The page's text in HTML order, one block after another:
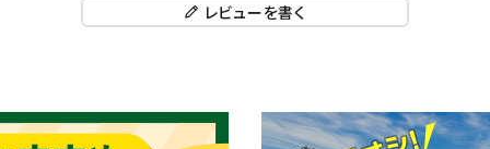
レビューを書く